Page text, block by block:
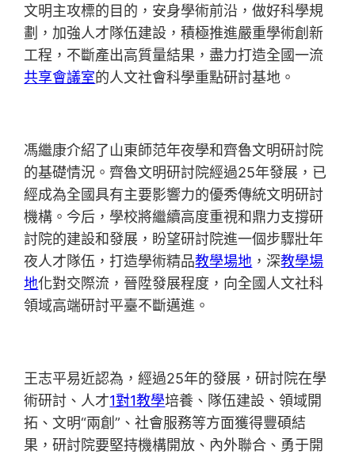
文明主攻標的目的，安身學術前沿，做好科學規
劃，加強人才隊伍建設，積極推進嚴重學術創新
工程，不斷產出高質量結果，盡力打造全國一流
共享會議室的人文社會科學重點研討基地。
馮繼康介紹了山東師范年夜學和齊魯文明研討院
的基礎情況。齊魯文明研討院經過25年發展，已
經成為全國具有主要影響力的優秀傳統文明研討
機構。今后，學校將繼續高度重視和鼎力支撐研
討院的建設和發展，盼望研討院進一個步驟壯年
夜人才隊伍，打造學術精品教學場地 ，深教學場
地化對交際流，晉陞發展程度，向全國人文社科
領域高端研討平臺不斷邁進。
王志平易近認為，經過25年的發展，研討院在學
術研討、人才1對1教學培養、隊伍建設、領域開
拓、文明“兩創”、社會服務等方面獲得豐碩結
果，研討院要堅持機構開放、內外聯合、勇于開